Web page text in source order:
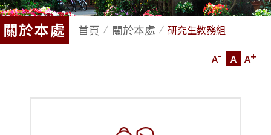
關於本處 首頁 關於本處
研究生教務組
A- A A+